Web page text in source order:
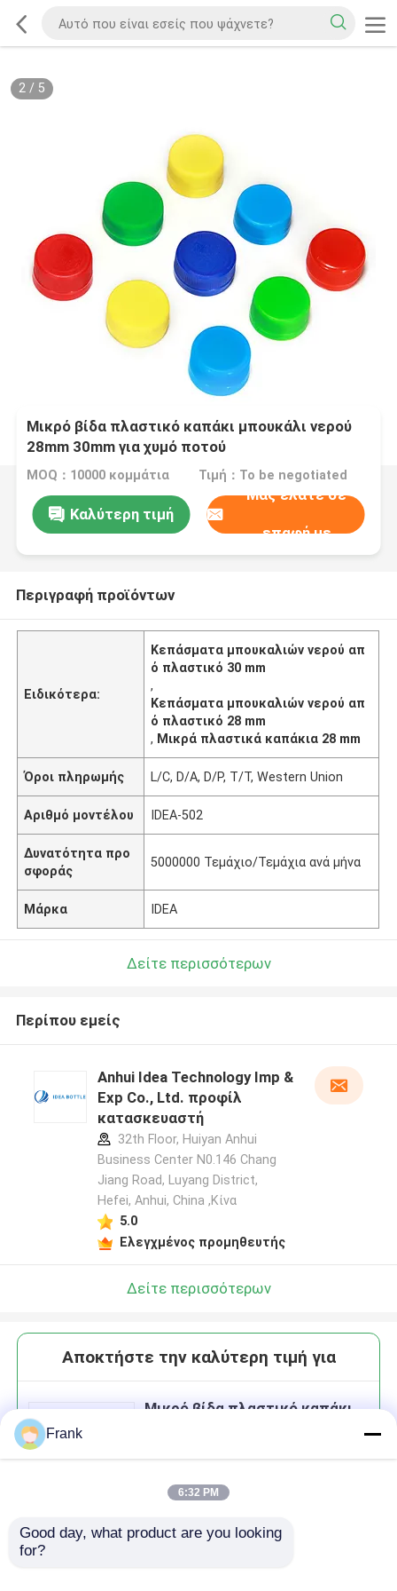
2/ 5
Μικρό βίδα πλαστικό καπάκι μπουκάλι νερού
28mm 30mm για χυμό ποτού
MOQ：10000 κομμάτια Τιμή：To be negotiated
Καλύτερη τιμή
Μας ελάτε σε
επαφή με
Περιγραφή προϊόντων
Ειδικότερα:
Κεπάσματα μπουκαλιών νερού απ
ό πλαστικό 30 mm
,
Κεπάσματα μπουκαλιών νερού απ
ό πλαστικό 28 mm
, Μικρά πλαστικά καπάκια 28 mm
Όροι πληρωμής L/C, D/A, D/P, T/T, Western Union
Αριθμό μοντέλου IDEA-502
Δυνατότητα προ
σφοράς
5000000 Τεμάχιο/Τεμάχια ανά μήνα
Μάρκα IDEA
Δείτε περισσότερων
Περίπου εμείς
Anhui Idea Technology Imp &
Exp Co., Ltd. προφίλ
κατασκευαστή
32th Floor, Huiyan Anhui
Business Center N0.146 Chang
Jiang Road, Luyang District,
Hefei, Anhui, China ,Κίνα
5.0
Ελεγχμένος προμηθευτής
Δείτε περισσότερων
Αποκτήστε την καλύτερη τιμή για
Μικρό βίδα πλαστικό καπάκι
Να συνεχίσει
Frank
6:32 PM
Good day, what product are you looking
for?